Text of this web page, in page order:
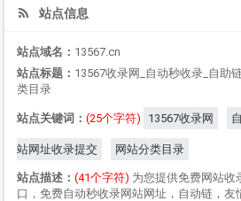
站点信息
站点域名： 13567.cn
站点标题： 13567收录网_自动秒收录_自助
类目录
站点关键词： (25个字符) 13567收录网
站网址收录提交 网站分类目录
站点描述： (41个字符) 为您提供免费网站收
口，免费自动秒收录网站网址，自动链，友